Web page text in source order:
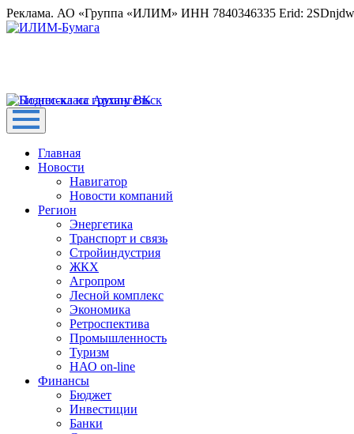
Реклама. АО «Группа «ИЛИМ» ИНН 7840346335 Erid:
Главная
Новости
Навигатор
Новости компаний
Регион
Энергетика
Транспорт и связь
Стройиндустрия
ЖКХ
Агропром
Лесной комплекс
Экономика
Ретроспектива
Промышленность
Туризм
НАО on-line
Финансы
Бюджет
Инвестиции
Банки